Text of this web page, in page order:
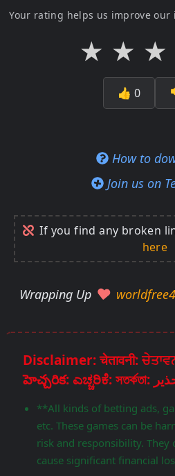
Your rating helps us improve
★ ★ ★
👍 0
How to
Join us on
If you find any broken
here
Wrapping Up
Disclaimer: चेतावनी:
**All kinds of betting ads,
etc. These games can be
risk and responsibility. They
cause significant financial